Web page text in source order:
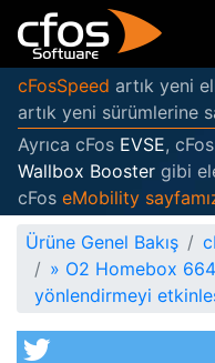
cFosSpeed artık yeni
artık yeni sürümlerine
Ayrıca cFos EVSE, cFos
Wallbox Booster gibi
cFos eMobility
Ürüne Genel Bakış
» O2 Homebox
yönlendirmeyi